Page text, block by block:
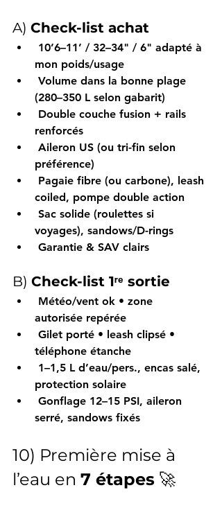
A) Check-list achat
10’6–11’ / 32–34" / 6" adapté à
mon poids/usage
Volume dans la bonne plage
(280–350 L selon gabarit)
Double couche fusion + rails
renforcés
Aileron US (ou tri-fin selon
préférence)
Pagaie fibre (ou carbone), leash
coiled, pompe double action
Sac solide (roulettes si
voyages), sandows/D-rings
Garantie & SAV clairs
B) Check-list 1ʳᵉ sortie
Météo/vent ok • zone
autorisée repérée
Gilet porté • leash clipsé •
téléphone étanche
1–1,5 L d’eau/pers., encas salé,
protection solaire
Gonflage 12–15 PSI, aileron
serré, sandows fixés
10) Première mise à
l’eau en 7 étapes 🚀